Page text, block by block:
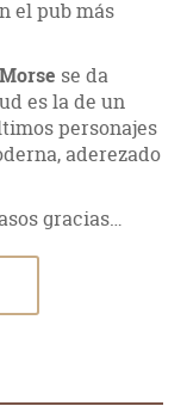
el pub más
se da
es la de un
personajes
aderezado
gracias…